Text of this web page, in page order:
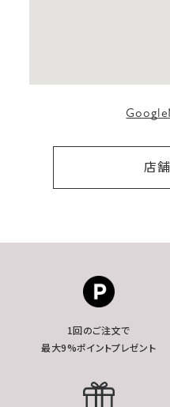
店
1回のご注文で
最大9%ポイントプレゼント